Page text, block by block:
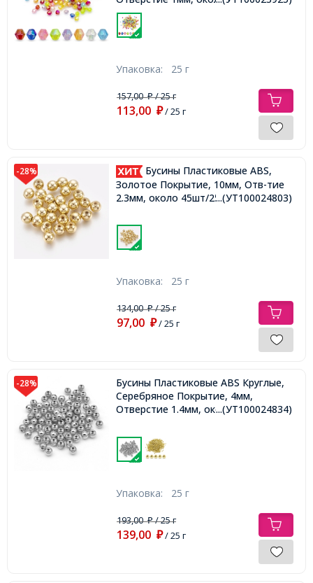
Упаковка: 25 г
157,00₽/ 25 г
113,00 ₽/ 25 г
-28%
Бусины Пластиковые ABS,
Золотое Покрытие, 10мм, Отв-тие
2.3мм, около 45шт/25г,...(УТ100024803)
Упаковка: 25 г
134,00₽/ 25 г
97,00 ₽/ 25 г
-28%
Бусины Пластиковые ABS Круглые,
Серебряное Покрытие, 4мм,
Отверстие 1.4мм, около 750шт/25г,
...(УТ100024834)
Упаковка: 25 г
193,00₽/ 25 г
139,00 ₽/ 25 г